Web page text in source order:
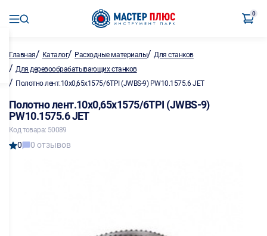
0
Главная/ Каталог/ Расходные материалы/Для станков
/ Для деревообрабатывающих станков
/ Полотно лент.10х0,65х1575/6TPI (JWBS-9) PW10.1575.6 JET
Полотно лент.10х0,65х1575/6TPI (JWBS-9)
PW10.1575.6 JET
Код товара: 50089
0 0 отзывов